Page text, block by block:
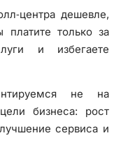
дешевле,
только за
и избегаете
не на
бизнеса: рост
сервиса и